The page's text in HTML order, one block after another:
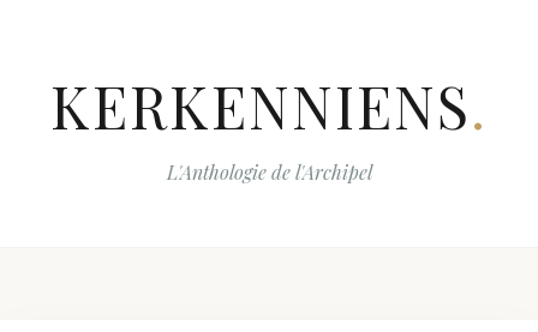
KERKENNIENS.
L'Anthologie de l'Archipel